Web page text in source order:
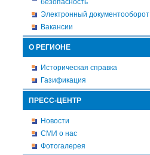
безопасность
Электронный документооборот
Вакансии
О РЕГИОНЕ
Историческая справка
Газификация
ПРЕСС-ЦЕНТР
Новости
СМИ о нас
Фотогалерея